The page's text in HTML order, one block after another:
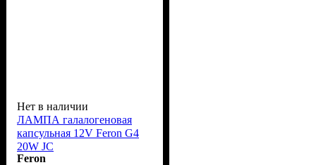
Нет в наличии
ЛАМПА галалогеновая
капсульная 12V Feron G4
20W JC
Feron